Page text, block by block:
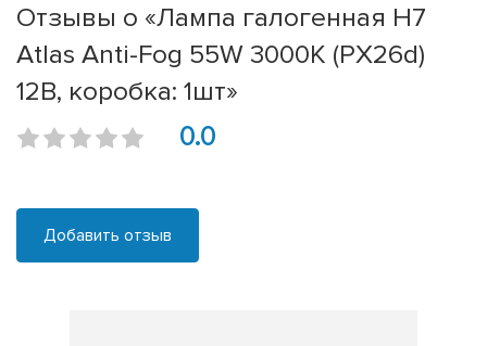
Отзывы о «Лампа галогенная H7
Atlas Anti-Fog 55W 3000K (PX26d)
12В, коробка: 1шт»
0.0
Добавить отзыв